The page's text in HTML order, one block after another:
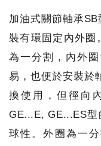
加油式關節軸承
裝有環固定內外圈
為一分割，內外
易，也便於安裝於
換使用，但徑向
GE...E, GE...ES
球性。外圈為一